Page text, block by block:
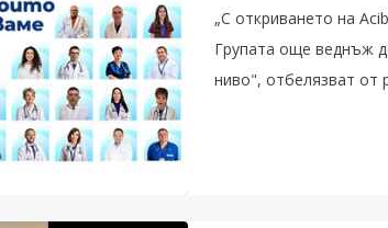
„С откриването на
Групата още веднъж
ниво", отбелязват от